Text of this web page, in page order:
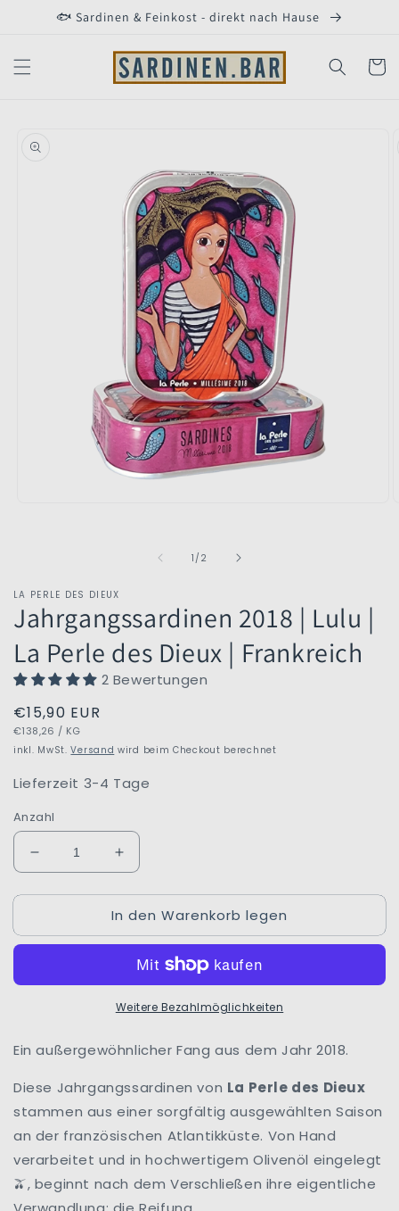
zum🐟 Sardinen & Feinkost - direkt nach Hause
1 /von
2
LA PERLE DES DIEUX
Jahrgangssardinen 2018 | Lulu |
La Perle des Dieux | Frankreich
2 Bewertungen
Normaler
Preis
€15,90 EUR
GRUNDPREIS
€138,26 / PRO
KG
inkl. MwSt.Versand wird beim Checkout berechnet
Lieferzeit 3-4 Tage
Anzahl
Verringere
die
Menge
Jahrgangssardinen
Lulu
Perle
Dieux
Frankreich
Erhöhe
die
Menge
für
Jahrgangssardinen
Lulu
|
Perle
Dieux
Frankreich
In den Warenkorb legen
Weitere Bezahlmöglichkeiten
Ein außergewöhnlicher Fang aus dem Jahr 2018.
Diese Jahrgangssardinen von La Perle des Dieux
stammen aus einer sorgfältig ausgewählten Saison
an der französischen Atlantikküste. Von Hand
verarbeitet und in hochwertigem Olivenöl eingelegt
🫒, beginnt nach dem Verschließen ihre eigentliche